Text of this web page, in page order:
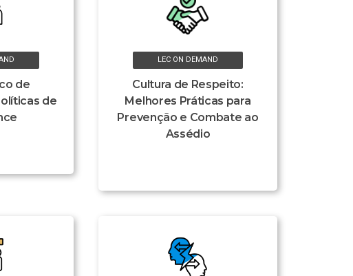
de
de
LEC ON DEMAND
Cultura de Respeito:
Melhores Práticas para
Prevenção e Combate ao
Assédio